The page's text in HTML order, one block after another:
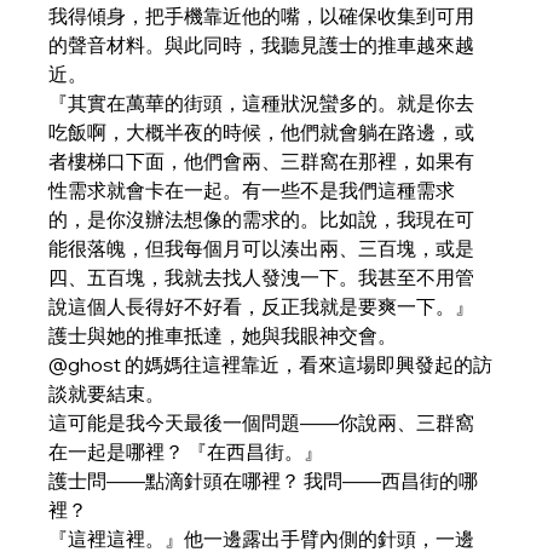
我得傾身，把手機靠近他的嘴，以確保收集到可用
的聲音材料。與此同時，我聽見護士的推車越來越
近。
『其實在萬華的街頭，這種狀況蠻多的。就是你去
吃飯啊，大概半夜的時候，他們就會躺在路邊，或
者樓梯口下面，他們會兩、三群窩在那裡，如果有
性需求就會卡在一起。有一些不是我們這種需求
的，是你沒辦法想像的需求的。比如說，我現在可
能很落魄，但我每個月可以湊出兩、三百塊，或是
四、五百塊，我就去找人發洩一下。我甚至不用管
說這個人長得好不好看，反正我就是要爽一下。』
護士與她的推車抵達，她與我眼神交會。
@ghost 的媽媽往這裡靠近，看來這場即興發起的訪
談就要結束。
這可能是我今天最後一個問題——你說兩、三群窩
在一起是哪裡？ 『在西昌街。』
護士問——點滴針頭在哪裡？ 我問——西昌街的哪
裡？
『這裡這裡。』他一邊露出手臂內側的針頭，一邊